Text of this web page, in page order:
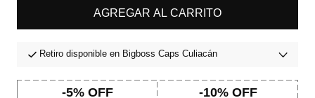
Retiro disponible en Bigboss Caps Culiacán
-5% OFF -10% OFF
AGREGAR AL CARRITO